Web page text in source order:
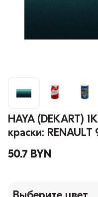
HAYA (DEKART)
краски: RENAULT
50.7 BYN